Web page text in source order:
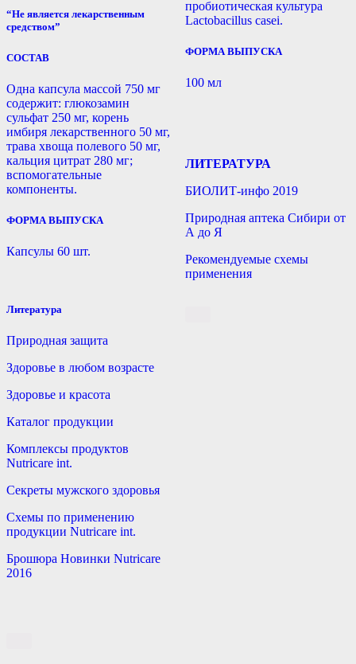
“Не является лекарственным
средством”
СОСТАВ
Одна капсула массой 750 мг
содержит: глюкозамин
сульфат 250 мг, корень
имбиря лекарственного 50 мг,
трава хвоща полевого 50 мг,
кальция цитрат 280 мг;
вспомогательные
компоненты.
ФОРМА ВЫПУСКА
Капсулы 60 шт.
Литература
Природная защита
Здоровье в любом возрасте
Здоровье и красота
Каталог продукции
Комплексы продуктов
Nutricare int.
Секреты мужского здоровья
Схемы по применению
продукции Nutricare int.
Брошюра Новинки Nutricare
2016
пробиотическая культура
Lactobacillus casei.
ФОРМА ВЫПУСКА
100 мл
ЛИТЕРАТУРА
БИОЛИТ-инфо 2019
Природная аптека Сибири от
А до Я
Рекомендуемые схемы
применения